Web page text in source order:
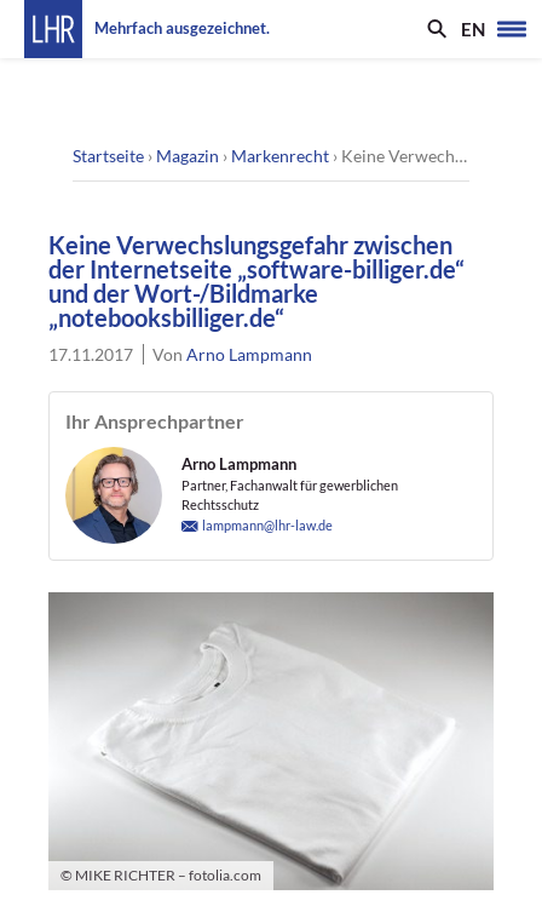
Mehrfach ausgezeichnet. EN
Startseite › Magazin › Markenrecht › Keine Verwechslungsgefahr zwischen der Internetseite „software-billiger.de“ und der Wort-/Bildmarke „notebooksbilliger.de“
Keine Verwechslungsgefahr zwischen
der Internetseite „software-billiger.de“
und der Wort-/Bildmarke
„notebooksbilliger.de“
17.11.2017 VonArno Lampmann
Ihr Ansprechpartner
Arno Lampmann
Partner, Fachanwalt für gewerblichen
Rechtsschutz
lampmann@lhr-law.de
© MIKE RICHTER – fotolia.com